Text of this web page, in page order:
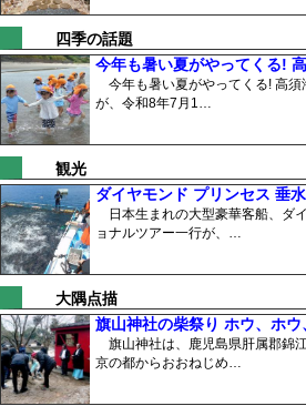
四季の話題
今年も暑い夏がやってくる!
今年も暑い夏がやってくる! 高須
が、令和8年7月1…
観光
ダイヤモンド プリンセス 垂
日本生まれの大型豪華客船、ダ
ョナルツアー一行が、…
大隅点描
旗山神社の柴祭り ホウ、ホ
旗山神社は、鹿児島県肝属郡錦
京の都からおおねじめ…